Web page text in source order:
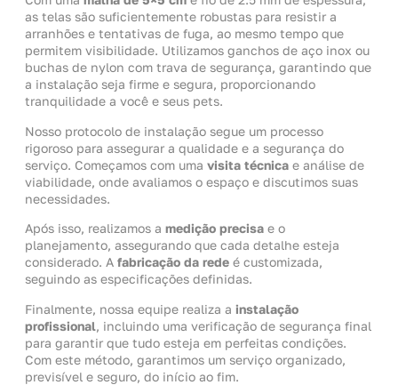
as telas são suficientemente robustas para resistir a
arranhões e tentativas de fuga, ao mesmo tempo que
permitem visibilidade. Utilizamos ganchos de aço inox ou
buchas de nylon com trava de segurança, garantindo que
a instalação seja firme e segura, proporcionando
tranquilidade a você e seus pets.
Nosso protocolo de instalação segue um processo
rigoroso para assegurar a qualidade e a segurança do
serviço. Começamos com uma visita técnica e análise de
viabilidade, onde avaliamos o espaço e discutimos suas
necessidades.
Após isso, realizamos a medição precisa e o
planejamento, assegurando que cada detalhe esteja
considerado. A fabricação da rede é customizada,
seguindo as especificações definidas.
Finalmente, nossa equipe realiza a instalação
profissional, incluindo uma verificação de segurança final
para garantir que tudo esteja em perfeitas condições.
Com este método, garantimos um serviço organizado,
previsível e seguro, do início ao fim.